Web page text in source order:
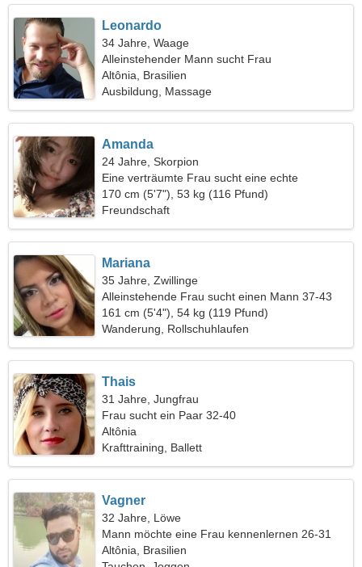
Leonardo
34 Jahre, Waage
Alleinstehender Mann sucht Frau
Altônia, Brasilien
Ausbildung, Massage
Amanda
24 Jahre, Skorpion
Eine verträumte Frau sucht eine echte
Beziehung
170 cm (5'7"), 53 kg (116 Pfund)
Freundschaft
Mariana
35 Jahre, Zwillinge
Alleinstehende Frau sucht einen Mann 37-43
161 cm (5'4"), 54 kg (119 Pfund)
Wanderung, Rollschuhlaufen
Thais
31 Jahre, Jungfrau
Frau sucht ein Paar 32-40
Altônia
Krafttraining, Ballett
Vagner
32 Jahre, Löwe
Mann möchte eine Frau kennenlernen 26-31
Altônia, Brasilien